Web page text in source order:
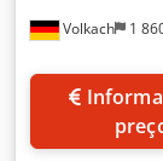
Volkach 1